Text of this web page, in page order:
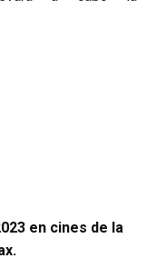
en cines de la